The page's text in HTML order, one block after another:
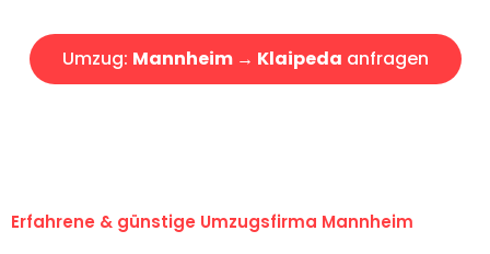
Umzug: Mannheim → Klaipeda anfragen
Erfahrene & günstige Umzugsfirma Mannheim